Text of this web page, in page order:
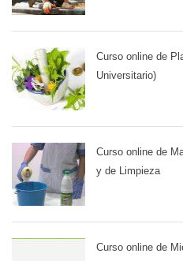
Curso online de
Universitario)
Curso online de
y de Limpieza
Curso online de